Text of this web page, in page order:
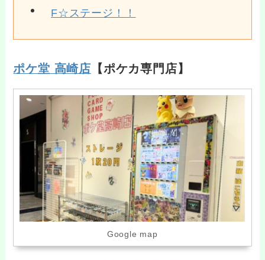
F☆ステージ！！
ポケ堂 高崎店 【ポケカ専門店】
Google map